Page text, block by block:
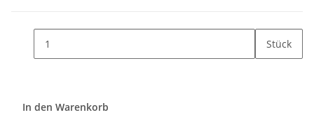
Stück
In den Warenkorb